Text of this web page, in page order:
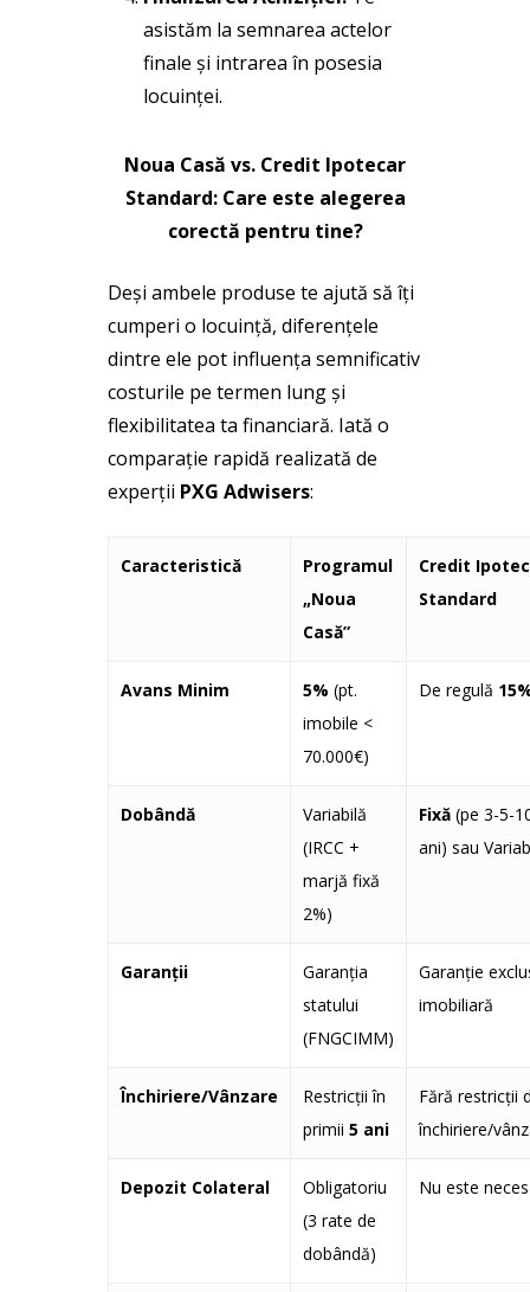
asistăm la semnarea actelor
finale și intrarea în posesia
locuinței.
Noua Casă vs. Credit Ipotecar
Standard: Care este alegerea
corectă pentru tine?
Deși ambele produse te ajută să îți
cumperi o locuință, diferențele
dintre ele pot influența semnificativ
costurile pe termen lung și
flexibilitatea ta financiară. Iată o
comparație rapidă realizată de
experții PXG Adwisers:
Caracteristică
Programul
„Noua
Casă”
Credit
Standard
Avans Minim 5% (pt.
imobile <
70.000€)
De regulă
Dobândă
Variabilă
(IRCC +
marjă fixă
2%)
Fixă(pe 3-5-
ani) sau
Garanții
Garanția
statului
(FNGCIMM)
Garanție
imobiliară
Închiriere/Vânzare
Restricții în
primii 5 ani
Fără restricții
închiriere/
Depozit Colateral
Obligatoriu
(3 rate de
dobândă)
Nu este